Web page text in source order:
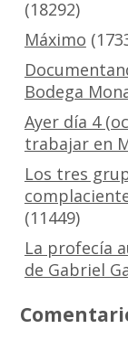
(18292)
Máximo
Bodega
Ayer día 4
trabajar en
Los tres
(11449)
La profecía
de Gabriel